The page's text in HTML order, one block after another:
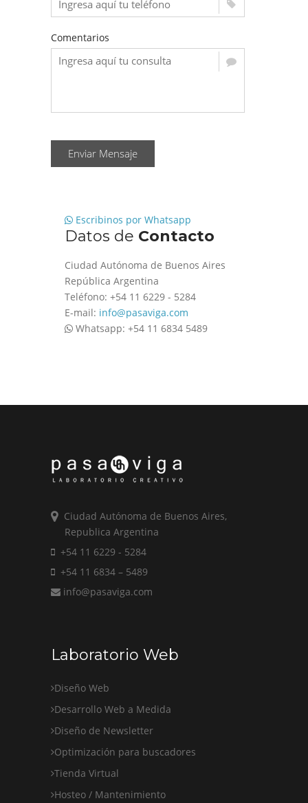
Comentarios
Enviar Mensaje
Escribinos por Whatsapp
Datos de Contacto
Ciudad Autónoma de Buenos Aires
República Argentina
Teléfono: +54 11 6229 - 5284
E-mail: info@pasaviga.com
Whatsapp: +54 11 6834 5489
Ciudad Autónoma de Buenos Aires,
Republica Argentina
+54 11 6229 - 5284
+54 11 6834 – 5489
info@pasaviga.com
Laboratorio Web
Diseño Web
Desarrollo Web a Medida
Diseño de Newsletter
Optimización para buscadores
Tienda Virtual
Hosteo / Mantenimiento